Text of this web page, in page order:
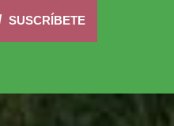
SUSCRÍBETE